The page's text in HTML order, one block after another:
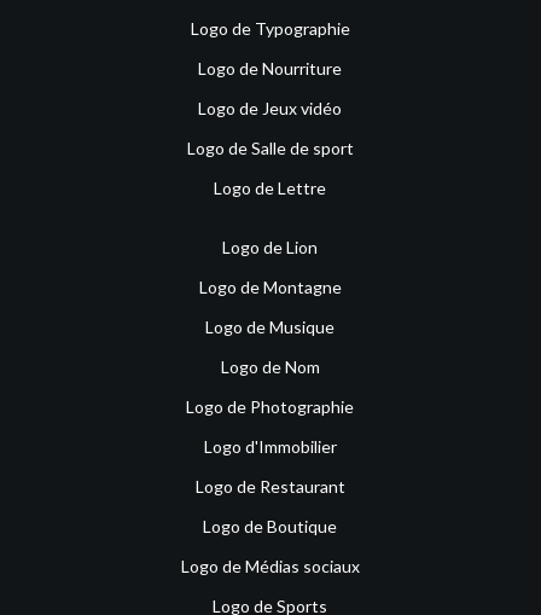
Logo de Typographie
Logo de Nourriture
Logo de Jeux vidéo
Logo de Salle de sport
Logo de Lettre
Logo de Lion
Logo de Montagne
Logo de Musique
Logo de Nom
Logo de Photographie
Logo d'Immobilier
Logo de Restaurant
Logo de Boutique
Logo de Médias sociaux
Logo de Sports